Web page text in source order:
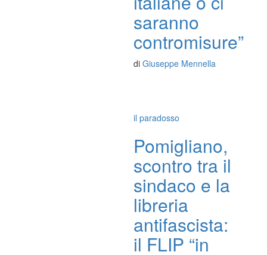
saranno
contromisure”
di Giuseppe Mennella
il paradosso
Pomigliano,
scontro tra il
sindaco e la
libreria
antifascista:
il FLIP “in